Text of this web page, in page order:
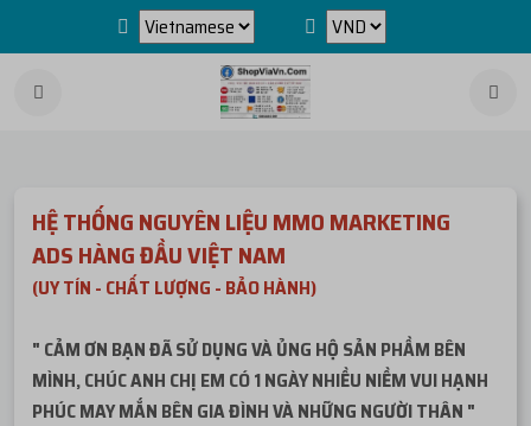
HỆ THỐNG NGUYÊN LIỆU MMO MARKETING
ADS HÀNG ĐẦU VIỆT NAM
(UY TÍN - CHẤT LƯỢNG - BẢO HÀNH)
" CẢM ƠN BẠN ĐÃ SỬ DỤNG VÀ ỦNG HỘ SẢN PHẦM BÊN
MÌNH, CHÚC ANH CHỊ EM CÓ 1 NGÀY NHIỀU NIỀM VUI HẠNH
PHÚC MAY MẮN BÊN GIA ĐÌNH VÀ NHỮNG NGƯỜI THÂN "